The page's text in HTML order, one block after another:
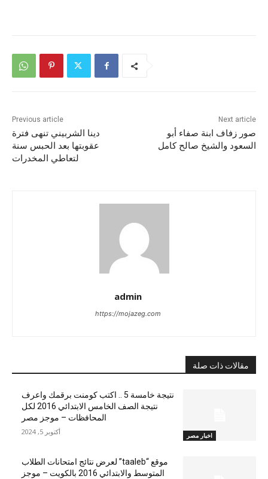
Previous article
دينا الشربيني تنهى فترة
عقوبتها بعد الحبس سنة
لتعاطي المخدرات
Next article
صور زفاف ابنة صفاء أبو
السعود والشيخ صالح كامل
admin
https://mojazeg.com
مقالات ذات صلة
اخبار مصر
نتيجة خامسة 5 .. اكتب كومنت برقمك واعرف
نتيجة الصف الخامس الابتدائي 2016 لكل
المحافظات – موجز مصر
أكتوبر 5, 2024
موقع “taaleb” لعرض نتائج امتحانات الطلاب
المتوسط والابتدائي 2016 بالكويت – موجز